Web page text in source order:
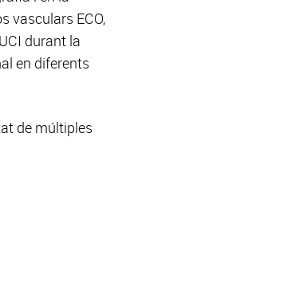
vasculars ECO,
durant la
en diferents
de múltiples